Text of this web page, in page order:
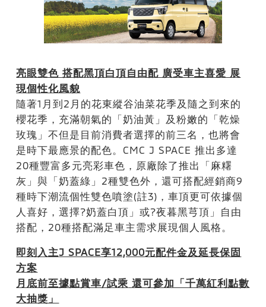
亮眼雙色 搭配黑頂白頂自由配 廣受車主喜愛 展
現個性化風貌
隨著1月到2月的花東縱谷油菜花季及隨之到來的
櫻花季，充滿朝氣的「奶油黃」及粉嫩的「乾燥
玫瑰」不但是目前消費者選擇的前三名，也將會
是時下最應景的配色。CMC J SPACE 推出多達
20種豐富多元亮彩車色，原廠除了推出「麻糬
灰」與「奶蓋綠」2種雙色外，還可搭配經銷商9
種時下潮流個性雙色噴塗(註3)，車頂更可依據個
人喜好，選擇?奶蓋白頂」或?夜暮黑芎頂」自由
搭配，20種搭配滿足車主需求展現個人風格。
即刻入主J SPACE享12,000元配件金及延長保固
方案
月底前至據點賞車/試乘 還可參加「千萬紅利點數
大抽獎」